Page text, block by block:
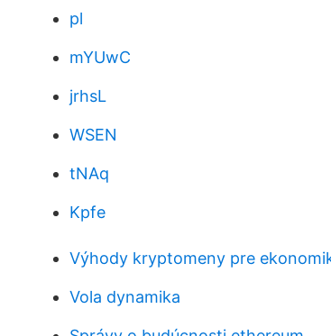
pl
mYUwC
jrhsL
WSEN
tNAq
Kpfe
Výhody kryptomeny pre
Vola dynamika